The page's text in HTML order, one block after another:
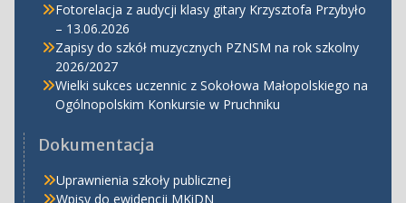
Fotorelacja z audycji klasy gitary Krzysztofa Przybyło
– 13.06.2026
Zapisy do szkół muzycznych PZNSM na rok szkolny
2026/2027
Wielki sukces uczennic z Sokołowa Małopolskiego na
Ogólnopolskim Konkursie w Pruchniku
Dokumentacja
Uprawnienia szkoły publicznej
Wpisy do ewidencji MKiDN